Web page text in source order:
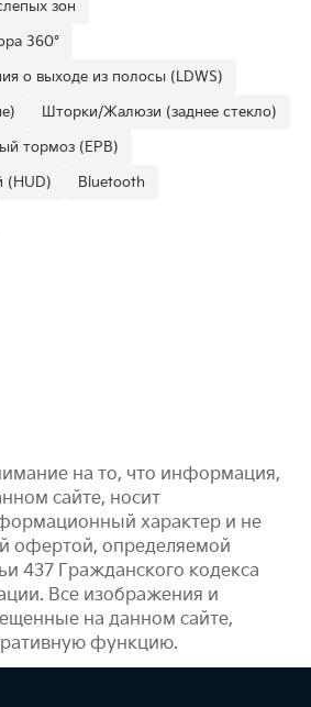
зон
360°
о выходе из полосы (LDWS)
Шторки/Жалюзи (заднее стекло)
тормоз (EPB)
(HUD)
Bluetooth
на то, что информация,
сайте, носит
характер и не
офертой, определяемой
437 Гражданского кодекса
Все изображения и
на данном сайте,
функцию.